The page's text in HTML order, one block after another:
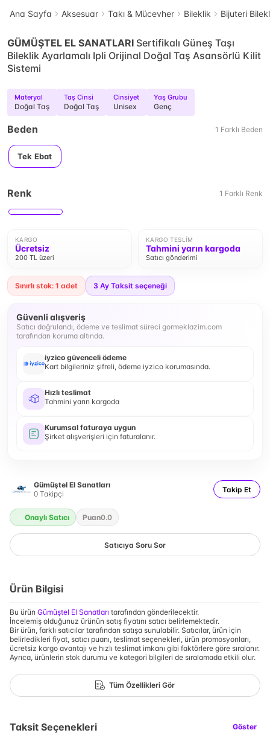
Ana Sayfa Aksesuar Takı & Mücevher Bileklik Bijuteri
GÜMÜŞTEL EL SANATLARI Sertifikalı Güneş Taşı
Bileklik Ayarlamalı Ipli Orijinal Doğal Taş Asansörlü Kilit
Sistemi
Materyal
Doğal Taş
Taş Cinsi
Doğal Taş
Cinsiyet
Unisex
Yaş Grubu
Genç
Beden 1 Farklı Beden
Tek Ebat
Renk 1 Farklı Renk
KARGO
Ücretsiz
200 TL üzeri
KARGO TESLIM
Tahmini yarın kargoda
Satıcı gönderimi
Sınırlı stok: 1 adet 3 Ay Taksit seçeneği
Güvenli alışveriş
Satıcı doğrulandı, ödeme ve teslimat süreci gormeklazim.com
tarafından koruma altında.
iyzico güvenceli ödeme
Kart bilgileriniz şifreli, ödeme iyzico korumasında.
Hızlı teslimat
Tahmini yarın kargoda
Kurumsal faturaya uygun
Şirket alışverişleri için faturalanır.
Gümüştel El Sanatları
0 Takipçi Takip Et
Onaylı Satıcı Puan0.0
Satıcıya Soru Sor
Ürün Bilgisi
Bu ürün Gümüştel El Sanatları tarafından gönderilecektir.
İncelemiş olduğunuz ürünün satış fiyatını satıcı belirlemektedir.
Bir ürün, farklı satıcılar tarafından satışa sunulabilir. Satıcılar, ürün için
belirledikleri fiyat, satıcı puanı, teslimat seçenekleri, ürün promosyonları,
ücretsiz kargo avantajı ve hızlı teslimat imkanı gibi faktörlere göre sıralanır.
Ayrıca, ürünlerin stok durumu ve kategori bilgileri de sıralamada etkili olur.
Tüm Özellikleri Gör
Taksit Seçenekleri Göster